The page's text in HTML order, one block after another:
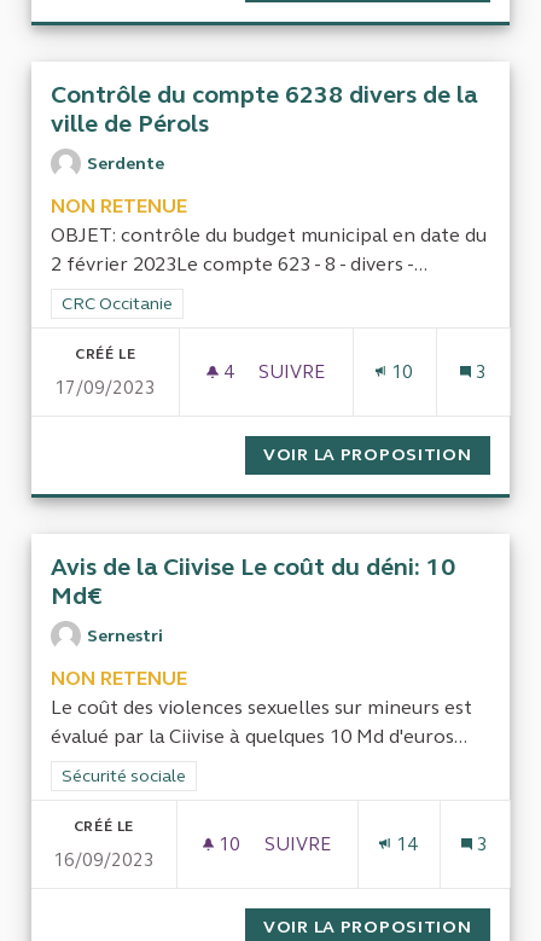
Contrôle du compte 6238 divers de la
ville de Pérols
Serdente
NON RETENUE
OBJET: contrôle du budget municipal en date du
2 février 2023Le compte 623 - 8 - divers -...
Filtrer les résultats de la catégorie : CRC Occitanie
CRC Occitanie
CRÉÉ LE
17/09/2023
4 4 ABONNÉS
SUIVRE
10 3
VOIR LA PROPOSITION
Avis de la Ciivise Le coût du déni: 10
Md€
Sernestri
NON RETENUE
Le coût des violences sexuelles sur mineurs est
évalué par la Ciivise à quelques 10 Md d'euros...
Filtrer les résultats de la catégorie : Sécurité sociale
Sécurité sociale
CRÉÉ LE
16/09/2023
10 10 ABONNÉS
SUIVRE
14 3
VOIR LA PROPOSITION